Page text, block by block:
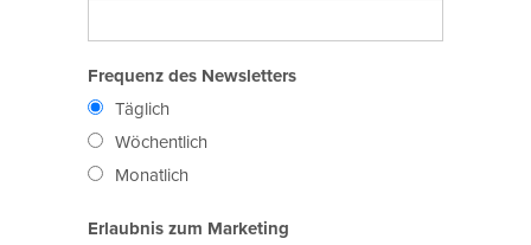
Frequenz des Newsletters
Täglich
Wöchentlich
Monatlich
Erlaubnis zum Marketing